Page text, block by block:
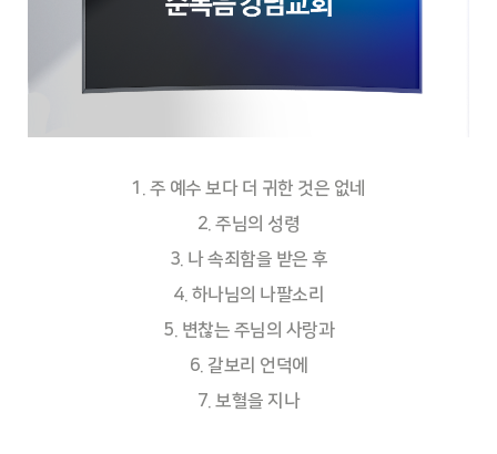
1. 주 예수 보다 더 귀한 것은 없네
2. 주님의 성령
3. 나 속죄함을 받은 후
4. 하나님의 나팔소리
5. 변찮는 주님의 사랑과
6. 갈보리 언덕에
7. 보혈을 지나